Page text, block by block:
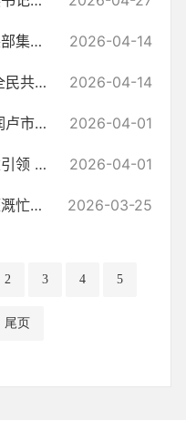
卢市镇基干民兵接受市武装部集中点验 2026-04-14
卢市镇兵铁村：科技赋能 全民共筑禁种铲毒“天罗地网” 2026-04-14
流动服务暖侨乡 政策春风润卢市——天门市创业服务走进卢市镇 2026-04-01
天门市卢市镇大桥村：党建引领 以治兴村 以产富民 2026-04-01
天门市卢市镇抢抓农时保灌溉忙春管 2026-03-25
2 3 4 5
尾页